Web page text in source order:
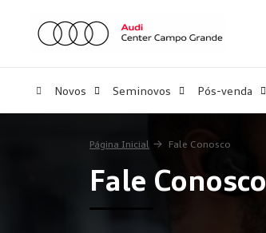
Novos Seminovos Pós-venda
Página Inicial Fale Conosco
Fale Conosco